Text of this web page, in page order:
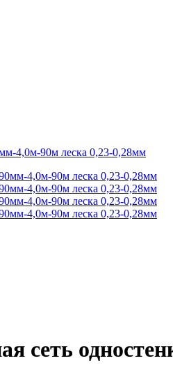
4,0м-90м леска 0,23-0,28мм
сеть